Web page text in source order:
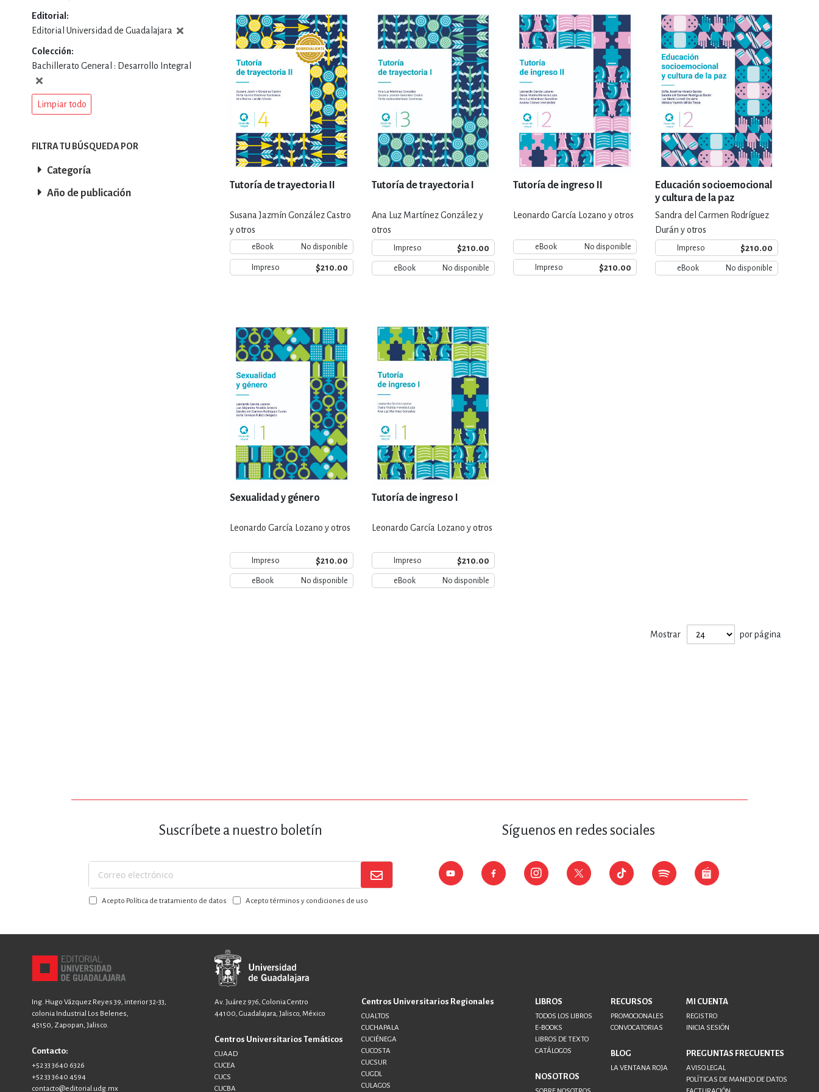
DEPORTES Y ACTIVIDADES DE OCIO AL AIRE LIBRE DERECHO
ECONOMÍA, FINANZAS, EMPRESA Y GESTIÓN
ESTILOS DE VIDA, AFICIONES Y OCIO FICCIÓN Y TEMAS AFINES
FILOSOFÍA Y RELIGIÓN HISTORIA Y ARQUEOLOGÍA
INFANTILES, JUVENILES Y DIDÁCTICOS LENGUAJE Y LINGÜÍSTICA
NOVELA GRÁFICA, LIBROS DE CÓMICS, DIBUJOS ANIMADOS
SALUD, RELACIONES Y DESARROLLO PERSONAL
SOCIEDAD Y CIENCIAS SOCIALES
TECNOLOGÍA, INGENIERÍA, AGRICULTURA
Tutoría de trayectoria II
Susana Jazmín González Castro
y otros
eBook No disponible
Impreso $210.00
Tutoría de trayectoria I
Ana Luz Martínez González y
otros
Impreso $210.00
eBook No disponible
Tutoría de ingreso II
Leonardo García Lozano y otros
eBook No disponible
Impreso $210.00
Educación socioemocional
y cultura de la paz
Sandra del Carmen Rodríguez
Durán y otros
Impreso $210.00
eBook No disponible
Sexualidad y género
Leonardo García Lozano y otros
Impreso $210.00
eBook No disponible
Tutoría de ingreso I
Leonardo García Lozano y otros
Impreso $210.00
eBook No disponible
Mostrar por página
Editorial
Editorial Universidad de Guadalajara
Colección
Bachillerato General : Desarrollo Integral
Limpiar todo
FILTRA TU BÚSQUEDA POR
Categoría
Año de publicación
Suscríbete a nuestro boletín
Suscríbase
a
nuestroAcepto Política de tratamiento de datos Acepto términos y condiciones de uso
Síguenos en redes sociales
Ing. Hugo Vázquez Reyes 39, interior 32-33,
colonia Industrial Los Belenes,
45150, Zapopan, Jalisco.
Contacto:
+52 33 3640 6326
+52 33 3640 4594
contacto@editorial.udg.mx
Av. Juárez 976, Colonia Centro
44100, Guadalajara, Jalisco, México
Centros Universitarios Temáticos
CUAAD
CUCEA
CUCS
CUCBA
Centros Universitarios Regionales
CUALTOS
CUCHAPALA
CUCIÉNEGA
CUCOSTA
CUCSUR
CUGDL
CULAGOS
LIBROS
TODOS LOS LIBROS
E-BOOKS
LIBROS DE TEXTO
CATÁLOGOS
NOSOTROS
RECURSOS
PROMOCIONALES
CONVOCATORIAS
BLOG
LA VENTANA ROJA
MI CUENTA
REGISTRO
INICIA SESIÓN
PREGUNTAS FRECUENTES
AVISO LEGAL
POLÍTICAS DE MANEJO DE DATOS